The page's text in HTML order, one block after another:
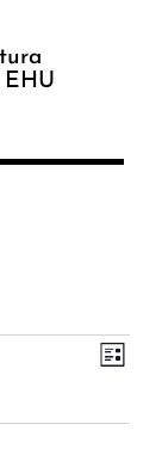
de
de
Lista